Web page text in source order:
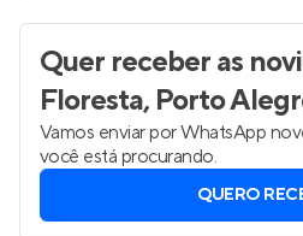
Quer receber as
Floresta, Porto
Vamos enviar por WhatsApp
você está procurando.
QUERO